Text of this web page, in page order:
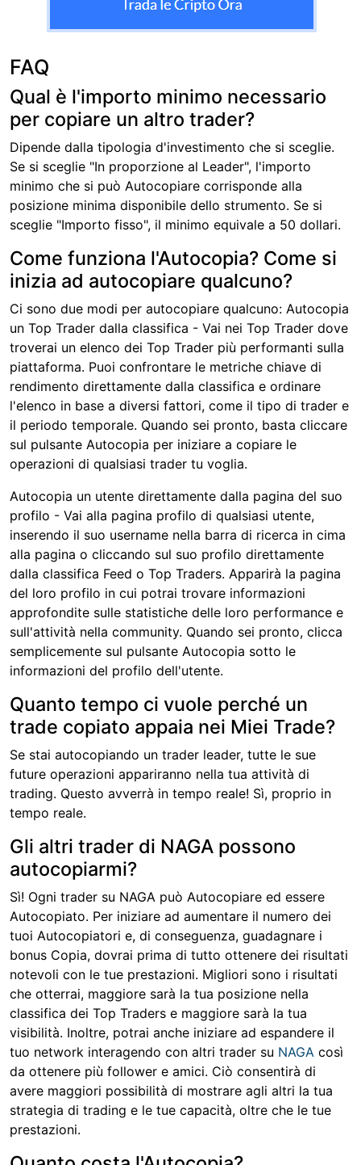
FAQ
Qual è l'importo minimo necessario
per copiare un altro trader?
Dipende dalla tipologia d'investimento che si sceglie.
Se si sceglie "In proporzione al Leader", l'importo
minimo che si può Autocopiare corrisponde alla
posizione minima disponibile dello strumento. Se si
sceglie "Importo fisso", il minimo equivale a 50 dollari.
Come funziona l'Autocopia? Come si
inizia ad autocopiare qualcuno?
Ci sono due modi per autocopiare qualcuno: Autocopia
un Top Trader dalla classifica - Vai nei Top Trader dove
troverai un elenco dei Top Trader più performanti sulla
piattaforma. Puoi confrontare le metriche chiave di
rendimento direttamente dalla classifica e ordinare
l'elenco in base a diversi fattori, come il tipo di trader e
il periodo temporale. Quando sei pronto, basta cliccare
sul pulsante Autocopia per iniziare a copiare le
operazioni di qualsiasi trader tu voglia.
Autocopia un utente direttamente dalla pagina del suo
profilo - Vai alla pagina profilo di qualsiasi utente,
inserendo il suo username nella barra di ricerca in cima
alla pagina o cliccando sul suo profilo direttamente
dalla classifica Feed o Top Traders. Apparirà la pagina
del loro profilo in cui potrai trovare informazioni
approfondite sulle statistiche delle loro performance e
sull'attività nella community. Quando sei pronto, clicca
semplicemente sul pulsante Autocopia sotto le
informazioni del profilo dell'utente.
Quanto tempo ci vuole perché un
trade copiato appaia nei Miei Trade?
Se stai autocopiando un trader leader, tutte le sue
future operazioni appariranno nella tua attività di
trading. Questo avverrà in tempo reale! Sì, proprio in
tempo reale.
Gli altri trader di NAGA possono
autocopiarmi?
Sì! Ogni trader su NAGA può Autocopiare ed essere
Autocopiato. Per iniziare ad aumentare il numero dei
tuoi Autocopiatori e, di conseguenza, guadagnare i
bonus Copia, dovrai prima di tutto ottenere dei risultati
notevoli con le tue prestazioni. Migliori sono i risultati
che otterrai, maggiore sarà la tua posizione nella
classifica dei Top Traders e maggiore sarà la tua
visibilità. Inoltre, potrai anche iniziare ad espandere il
tuo network interagendo con altri trader su NAGA così
da ottenere più follower e amici. Ciò consentirà di
avere maggiori possibilità di mostrare agli altri la tua
strategia di trading e le tue capacità, oltre che le tue
prestazioni.